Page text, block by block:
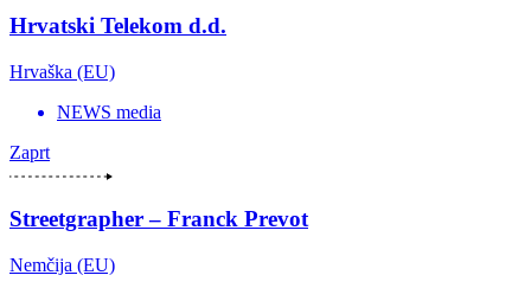
Hrvatski Telekom d.d.
Hrvaška (EU)
NEWS media
Zaprt
Streetgrapher – Franck Prevot
Nemčija (EU)